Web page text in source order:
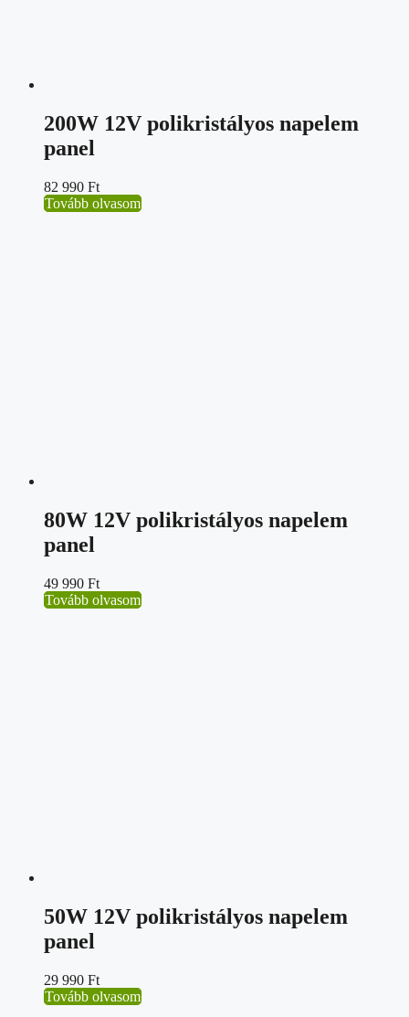
200W 12V polikristályos napelem
panel
82 990 Ft
Tovább olvasom
80W 12V polikristályos napelem
panel
49 990 Ft
Tovább olvasom
50W 12V polikristályos napelem
panel
29 990 Ft
Tovább olvasom